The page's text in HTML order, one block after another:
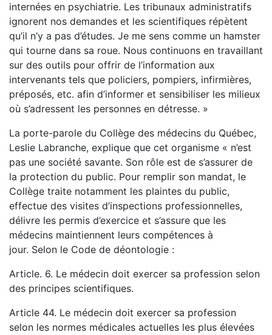
internées en psychiatrie. Les tribunaux administratifs
ignorent nos demandes et les scientifiques répètent
qu’il n’y a pas d’études. Je me sens comme un hamster
qui tourne dans sa roue. Nous continuons en travaillant
sur des outils pour offrir de l’information aux
intervenants tels que policiers, pompiers, infirmières,
préposés, etc. afin d’informer et sensibiliser les milieux
où s’adressent les personnes en détresse. »
La porte-parole du Collège des médecins du Québec,
Leslie Labranche, explique que cet organisme « n’est
pas une société savante. Son rôle est de s’assurer de
la protection du public. Pour remplir son mandat, le
Collège traite notamment les plaintes du public,
effectue des visites d’inspections professionnelles,
délivre les permis d’exercice et s’assure que les
médecins maintiennent leurs compétences à
jour. Selon le Code de déontologie :
Article. 6. Le médecin doit exercer sa profession selon
des principes scientifiques.
Article 44. Le médecin doit exercer sa profession
selon les normes médicales actuelles les plus élevées